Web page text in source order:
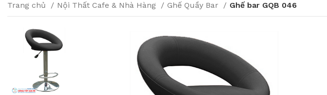
Trang chủ Nội Thất Cafe & Nhà Hàng Ghế Quầy Bar Ghế bar GQB 046